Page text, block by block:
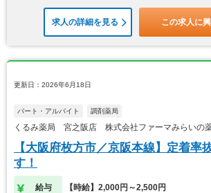
求人の詳細を見る この求人に
更新日：2026年6月18日
パート・アルバイト 調剤薬局
くるみ薬局 宮之阪店 株式会社ファーマみらいの
【大阪府枚方市／京阪本線】定着率
す！
給与 【時給】2,000円～2,500円